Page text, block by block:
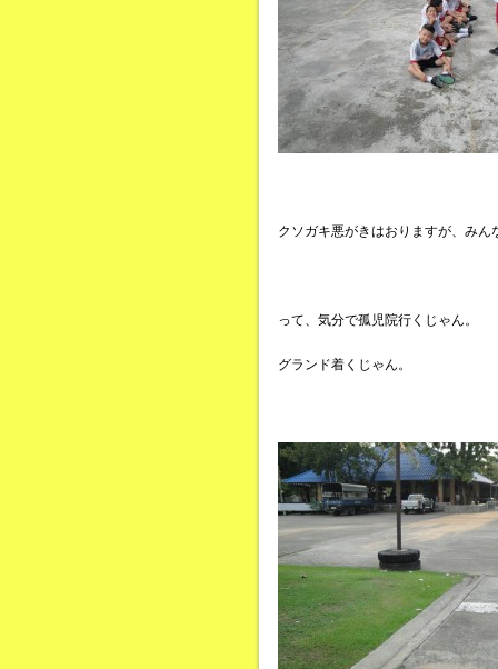
クソガキ悪がきはおりますが、み
って、気分で孤児院行くじゃん。
グランド着くじゃん。